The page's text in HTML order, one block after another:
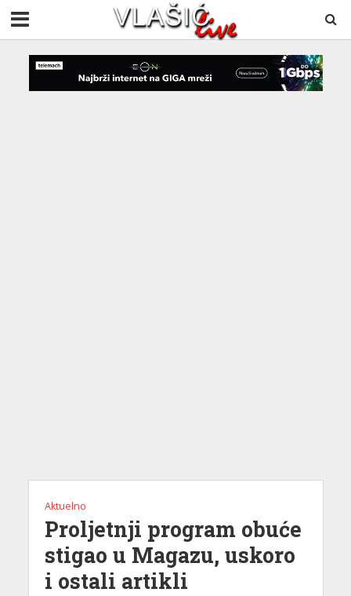
Aktuelno
Proljetnji program obuće
stigao u Magazu, uskoro
i ostali artikli